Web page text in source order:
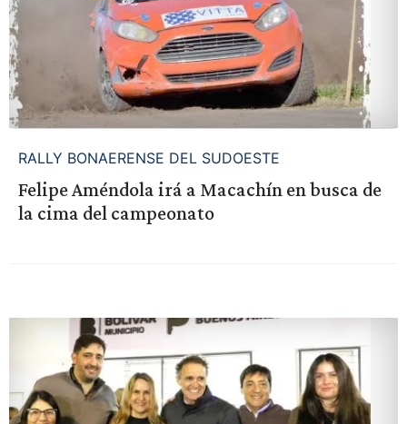
RALLY BONAERENSE DEL SUDOESTE
Felipe Améndola irá a Macachín en busca de
la cima del campeonato